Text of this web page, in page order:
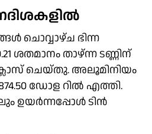
ചൊവ്വാഴ്ച ഭിന്ന
ശതമാനം താഴ്ന്ന ടണ്ണിന്
ക്ലോസ് ചെയ്തു. അലൂമിനിയം
ഡോള റില്‍ എത്തി.
ഉയര്‍ന്നപ്പോള്‍ ടിന്‍